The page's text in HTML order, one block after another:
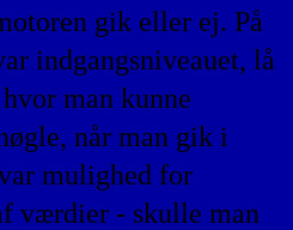
gik eller ej. På
indgangsniveauet, lå
man kunne
når man gik i
mulighed for
værdier - skulle man